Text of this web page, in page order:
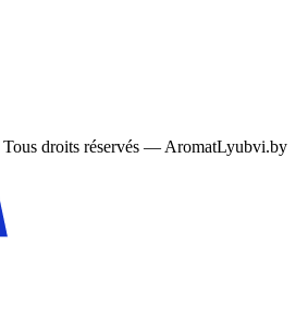
Tous droits réservés — AromatLyubvi.by